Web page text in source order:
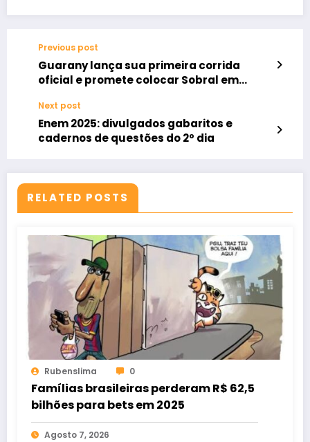
Previous post
Guarany lança sua primeira corrida
oficial e promete colocar Sobral em
Next post
Enem 2025: divulgados gabaritos e
cadernos de questões do 2º dia
RELATED POSTS
Rubenslima 0
Famílias brasileiras perderam R$ 62,5
bilhões para bets em 2025
Agosto 7, 2026